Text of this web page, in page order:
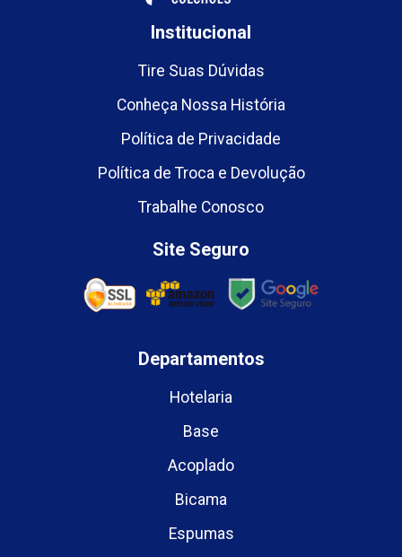
Institucional
Tire Suas Dúvidas
Conheça Nossa História
Política de Privacidade
Política de Troca e Devolução
Trabalhe Conosco
Site Seguro
Departamentos
Hotelaria
Base
Acoplado
Bicama
Espumas